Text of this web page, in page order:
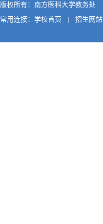
版权所有：南方医科大学教务处
常用连接： 学校首页 | 招生网站